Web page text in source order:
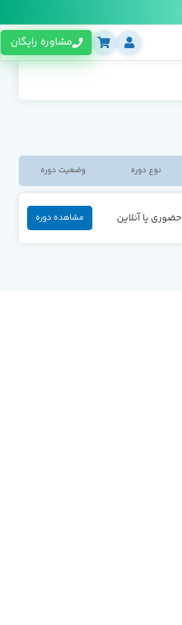
مشاوره رایگان
نوع دوره وضعیت دوره
حضوری یا آنلاین مشاهده دوره